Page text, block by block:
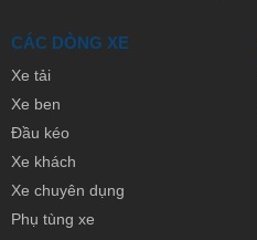
CÁC DÒNG XE
Xe tải
Xe ben
Đầu kéo
Xe khách
Xe chuyên dụng
Phụ tùng xe